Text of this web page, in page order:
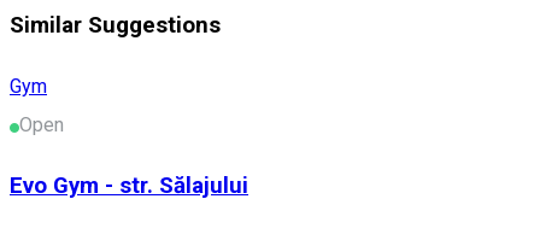
Similar Suggestions
Gym
Open
Evo Gym - str. Sălajului